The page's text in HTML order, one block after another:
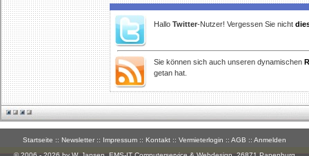
Hallo Twitter-Nutzer! Vergessen Sie nicht
Sie können sich auch unseren dynamischen
getan hat.
Startseite :: Newsletter :: Impressum :: Kontakt :: Vermieterlogin :: AGB :: Anmelden